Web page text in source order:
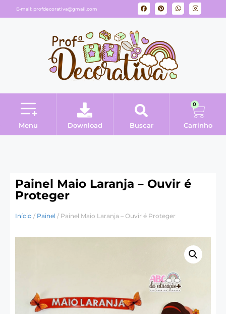
E-mail: profdecorativa@gmail.com
Menu Download Buscar
0
Carrinho
Painel Maio Laranja – Ouvir é
Proteger
Início / Painel / Painel Maio Laranja – Ouvir é Proteger